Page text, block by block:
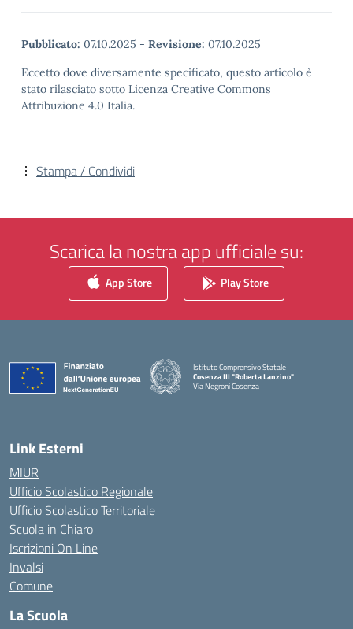
Pubblicato: 07.10.2025 - Revisione: 07.10.2025
Eccetto dove diversamente specificato, questo articolo è
stato rilasciato sotto Licenza Creative Commons
Attribuzione 4.0 Italia.
Stampa / Condividi
Scarica la nostra app ufficiale su:
App Store Play Store
Istituto Comprensivo Statale
Cosenza III "Roberta Lanzino"
Via Negroni Cosenza
— Visita la pagina iniziale della scuola
Link Esterni
MIUR
Ufficio Scolastico Regionale
Ufficio Scolastico Territoriale
Scuola in Chiaro
Iscrizioni On Line
Invalsi
Comune
La Scuola